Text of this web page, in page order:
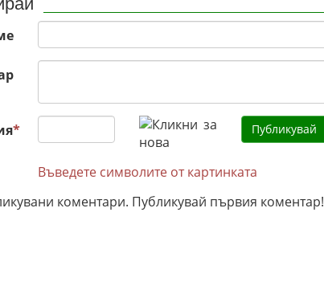
*
Въведете символите от картинката
коментари. Публикувай първия коментар!